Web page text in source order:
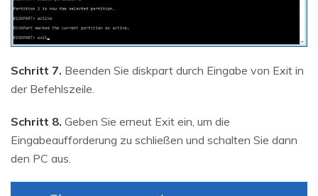
Schritt 7. Beenden Sie diskpart durch Eingabe von Exit in
der Befehlszeile.
Schritt 8. Geben Sie erneut Exit ein, um die
Eingabeaufforderung zu schließen und schalten Sie dann
den PC aus.